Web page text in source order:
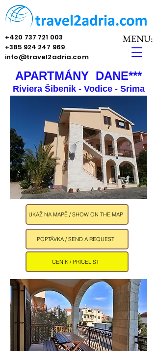
MENU:
+420 737 721 003
+385 924 247 969
info@travel2adria.com
APARTMÁNY DANE***
Riviera Šibenik - Vodice - Srima
UKAŽ NA MAPĚ / SHOW ON THE MAP
POPTÁVKA / SEND A REQUEST
CENÍK / PRICELIST